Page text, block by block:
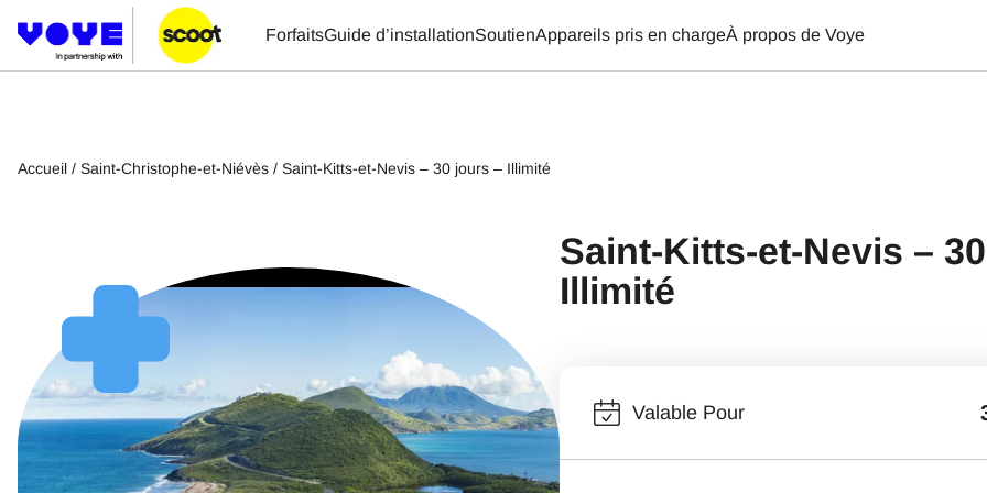
ForfaitsGuide d’installationSoutienAppareils pris en chargeÀ propos de Voye
Accueil / Saint-Christophe-et-Niévès / Saint-Kitts-et-Nevis – 30 jours – Illimité
Saint-Kitts-et-Nevis –
Illimité
Valable Pour